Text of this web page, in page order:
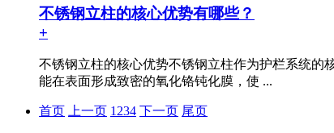
不锈钢立柱的核心优势有哪些？
+
不锈钢立柱的核心优势不锈钢立柱作为护栏系统的
能在表面形成致密的氧化铬钝化膜，使 ...
首页 上一页 1 234 下一页 尾页